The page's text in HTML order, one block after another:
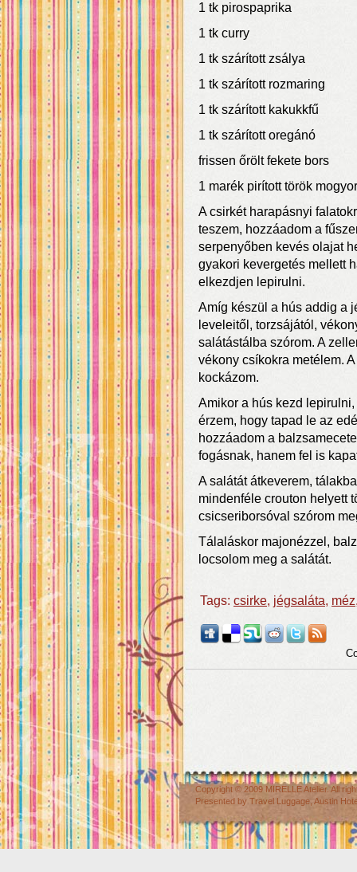
1 tk pirospaprika
1 tk curry
1 tk szárított zsálya
1 tk szárított rozmaring
1 tk szárított kakukkfű
1 tk szárított oregánó
frissen őrölt fekete bors
1 marék pirított török
A csirkét harapásnyi
teszem, hozzáadom a
serpenyőben kevés olajat
gyakori kevergetés mellett
elkezdjen lepirulni.
Amíg készül a hús addig a
leveleitől, torzsájától,
salátástálba szórom. A
vékony csíkokra metélem.
kockázom.
Amikor a hús kezd
érzem, hogy tapad le az
hozzáadom a
fogásnak, hanem fel is
A salátát átkeverem,
mindenféle crouton helyett
csicseriborsóval szórom
Tálaláskor majonézzel,
locsolom meg a salátát.
Tags: csirke, jégsaláta, méz
Copyright © 2009 MIRELLE Atelier. All
Presented by Travel Luggage Austin